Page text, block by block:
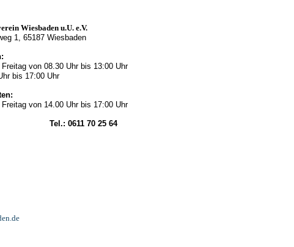
Wiesbaden u.U. e.V.
1, 65187 Wiesbaden
Freitag von 08.30 Uhr bis 13:00 Uhr
bis 17:00 Uhr
Freitag von 14.00 Uhr bis 17:00 Uhr
Tel.: 0611 70 25 64